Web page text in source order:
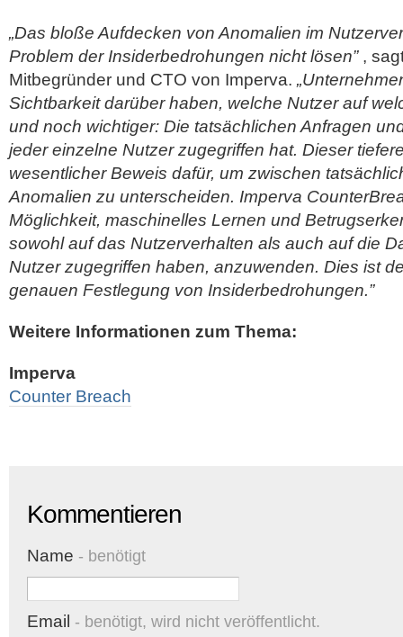
„Das bloße Aufdecken von Anomalien im
Problem der Insiderbedrohungen nicht lösen”,
Mitbegründer und CTO von Imperva.
Sichtbarkeit darüber haben, welche Nutzer auf
und noch wichtiger: Die tatsächlichen Anfragen
jeder einzelne Nutzer zugegriffen hat. Dieser
wesentlicher Beweis dafür, um zwischen
Anomalien zu unterscheiden. Imperva
Möglichkeit, maschinelles Lernen und
sowohl auf das Nutzerverhalten als auch auf die
Nutzer zugegriffen haben, anzuwenden. Dies ist
genauen Festlegung von Insiderbedrohungen.”
Weitere Informationen zum Thema:
Imperva
Counter Breach
Kommentieren
Name - benötigt
Email - benötigt, wird nicht veröffentlicht.